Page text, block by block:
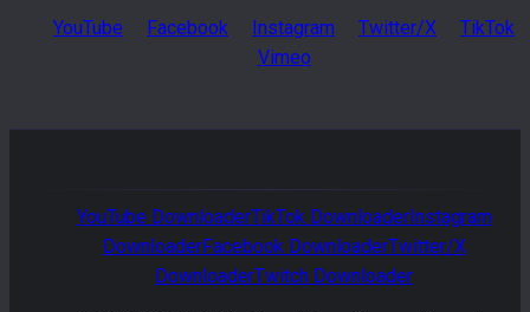
YouTube Facebook Instagram Twitter/X
TikTok
Vimeo
YouTube DownloaderTikTokDownloaderInstagram
DownloaderFacebookDownloaderTwitter/X
DownloaderTwitch Downloader